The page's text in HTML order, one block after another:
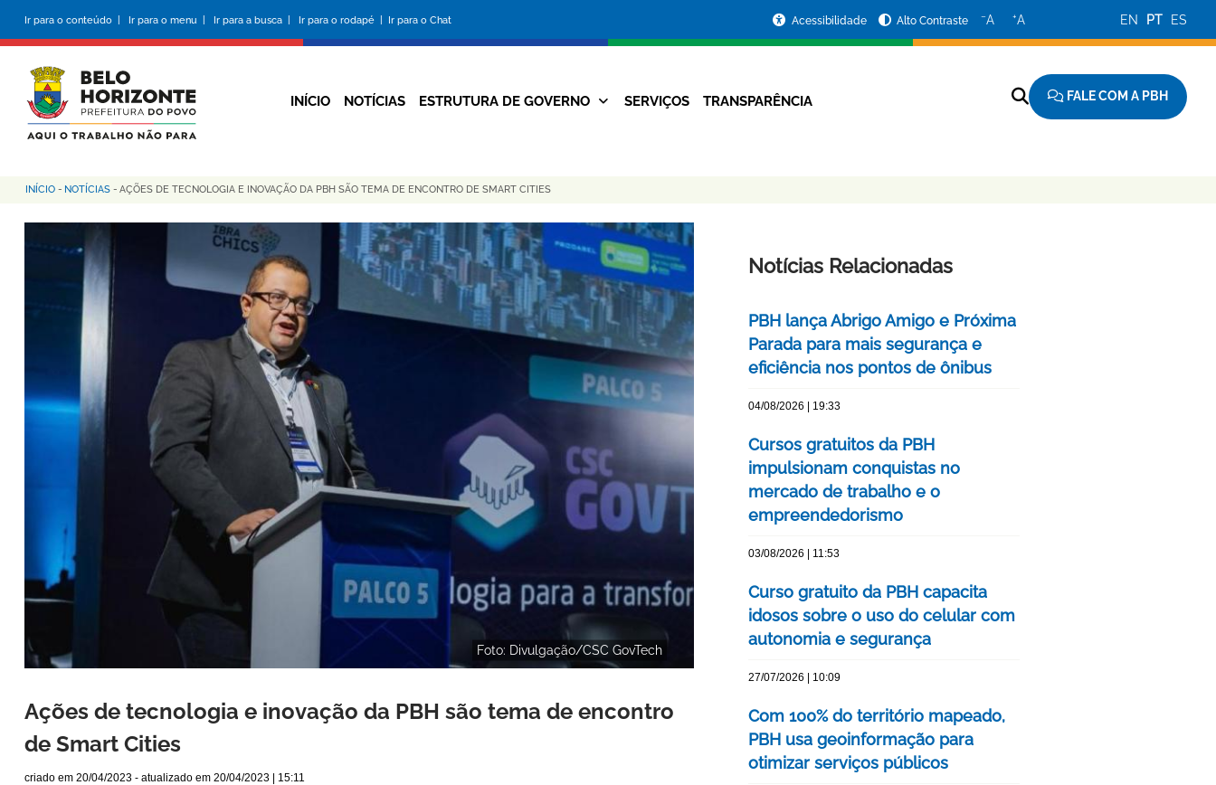
conteúdo
principal
Ir para o conteúdo | Ir para o menu | Ir para a busca | Ir para o rodapé | Ir para o Chat
da
Prefeitura
Acessibilidade Alto Contraste −A +A EN PT ES
Navegação
INÍCIO NOTÍCIAS ESTRUTURA DE GOVERNO SERVIÇOS TRANSPARÊNCIA FALE COM A PBH
Trilha
de
navegação
INÍCIO - NOTÍCIAS - AÇÕES DE TECNOLOGIA E INOVAÇÃO DA PBH SÃO TEMA DE ENCONTRO DE SMART CITIES
Foto: Divulgação/CSC GovTech
Ações de tecnologia e inovação da PBH são tema de encontro
de Smart Cities
criado em 20/04/2023 - atualizado em 20/04/2023 | 15:11
Notícias Relacionadas
PBH lança Abrigo Amigo e Próxima
Parada para mais segurança e
eficiência nos pontos de ônibus
04/08/2026 | 19:33
Cursos gratuitos da PBH
impulsionam conquistas no
mercado de trabalho e o
empreendedorismo
03/08/2026 | 11:53
Curso gratuito da PBH capacita
idosos sobre o uso do celular com
autonomia e segurança
27/07/2026 | 10:09
Com 100% do território mapeado,
PBH usa geoinformação para
otimizar serviços públicos